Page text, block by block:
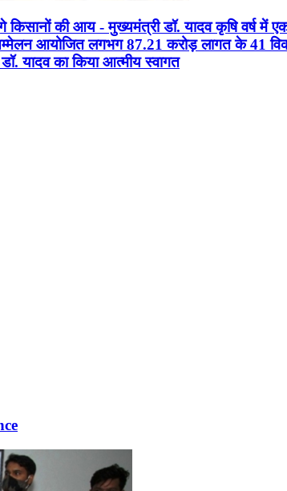
की आय - मुख्यमंत्री डॉ. यादव कृषि वर्ष
आयोजित लगभग 87.21 करोड़ लागत के 41
यादव का किया आत्मीय स्वागत